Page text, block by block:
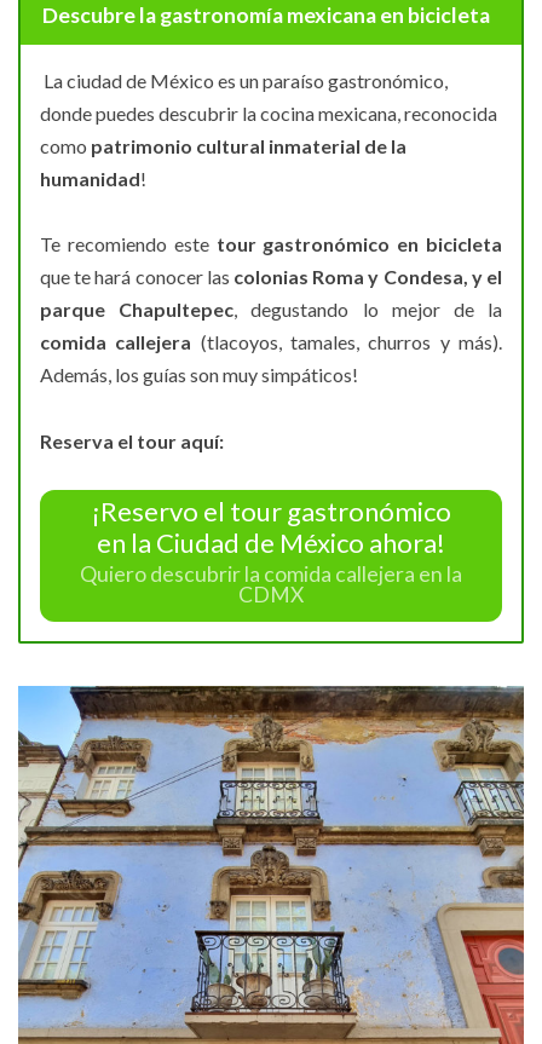
Descubre la gastronomía mexicana en bicicleta
La ciudad de México es un paraíso gastronómico,
donde puedes descubrir la cocina mexicana, reconocida
como patrimonio cultural inmaterial de la
humanidad!
Te recomiendo estetour gastronómico en bicicleta
que te hará conocer las colonias Roma y Condesa, y el
parque Chapultepec, degustando lo mejor de la
comida callejera (tlacoyos, tamales, churros y más).
Además, los guías son muy simpáticos!
Reserva el tour aquí:
¡Reservo el tour gastronómico
en la Ciudad de México ahora!
Quiero descubrir la comida callejera en la
CDMX